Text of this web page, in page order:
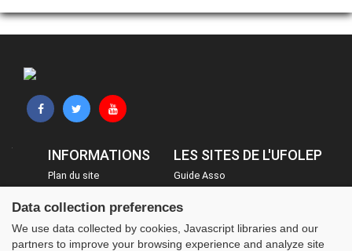
INFORMATIONS
Plan du site
Mentions légales
Administration
LES SITES DE L'UFOLEP
Guide Asso
Inscriptions évènements
Data collection preferences
We use data collected by cookies, Javascript libraries and our
partners to improve your browsing experience and analyze site